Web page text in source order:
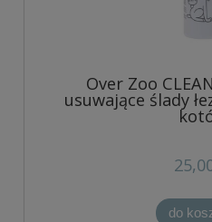
Over Zoo
usuwające ślady
do